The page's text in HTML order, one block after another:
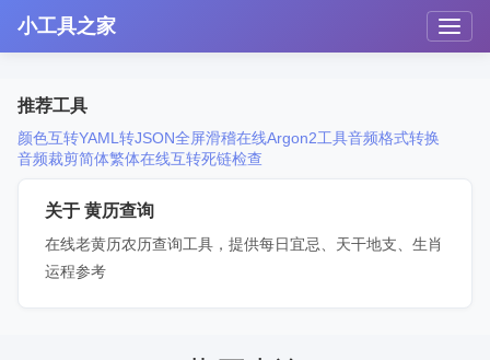
小工具之家
推荐工具
颜色互转YAML转JSON全屏滑稽在线Argon2工具音频格式转换
音频裁剪简体繁体在线互转死链检查
关于 黄历查询
在线老黄历农历查询工具，提供每日宜忌、天干地支、生肖
运程参考